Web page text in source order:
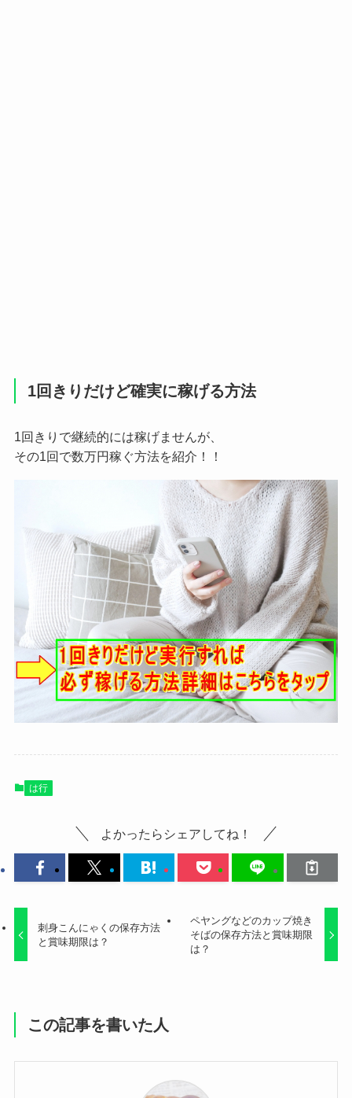
1回きりだけど確実に稼げる方法
1回きりで継続的には稼げませんが、
その1回で数万円稼ぐ方法を紹介！！
は行
よかったらシェアしてね！
刺身こんにゃくの保存方法
と賞味期限は？
ペヤングなどのカップ焼き
そばの保存方法と賞味期限
は？
この記事を書いた人